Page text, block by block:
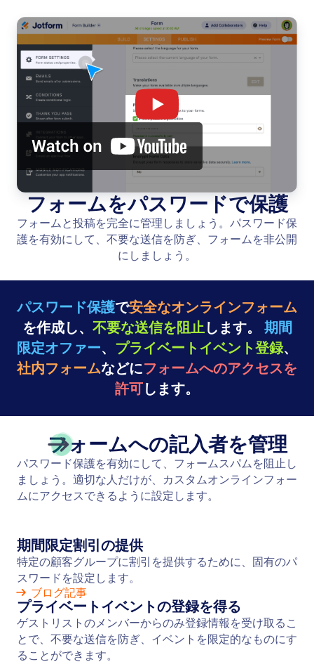
フォームをパスワードで保護
フォームと投稿を完全に管理しましょう。パスワード保
護を有効にして、不要な送信を防ぎ、フォームを非公開
にしましょう。
パスワード保護で安全なオンラインフォーム
を作成し、 不要な送信を阻止します。 期間
限定オファー、 プライベートイベント登録、
社内フォームなどにフォームへのアクセスを
許可します。
フォームへの記入者を管理
パスワード保護を有効にして、フォームスパムを阻止し
ましょう。適切な人だけが、カスタムオンラインフォー
ムにアクセスできるように設定します。
期間限定割引の提供
特定の顧客グループに割引を提供するために、固有のパ
スワードを設定します。
ブログ記事
プライベートイベントの登録を得る
ゲストリストのメンバーからのみ登録情報を受け取るこ
とで、不要な送信を防ぎ、イベントを限定的なものにす
ることができます。